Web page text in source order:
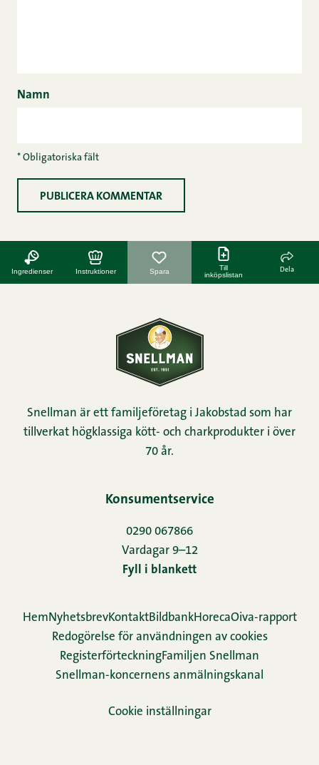
Namn
* Obligatoriska fält
Ingredienser Instruktioner Spara
Till
inköpslistan
Dela
Snellman är ett familjeföretag i Jakobstad som har
tillverkat högklassiga kött- och charkprodukter i över
70 år.
Konsumentservice
0290 067866
Vardagar 9–12
Fyll i blankett
HemNyhetsbrevKontaktBildbankHorecaOiva-rapport
Redogörelse för användningen av cookies
Re­gis­ter­för­teck­ningFamiljen Snellman
Snellman-koncernens anmälningskanal
Cookie inställningar